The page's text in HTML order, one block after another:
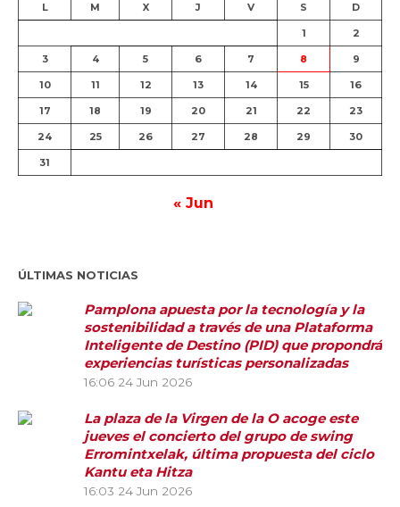
L M X J V S D
1 2
3 4 5 6 7 8 9
10 11 12 13 14 15 16
17 18 19 20 21 22 23
24 25 26 27 28 29 30
31
« Jun
ÚLTIMAS NOTICIAS
Pamplona apuesta por la tecnología y la
sostenibilidad a través de una Plataforma
Inteligente de Destino (PID) que propondrá
experiencias turísticas personalizadas
16:06 24 Jun 2026
La plaza de la Virgen de la O acoge este
jueves el concierto del grupo de swing
Erromintxelak, última propuesta del ciclo
Kantu eta Hitza
16:03 24 Jun 2026